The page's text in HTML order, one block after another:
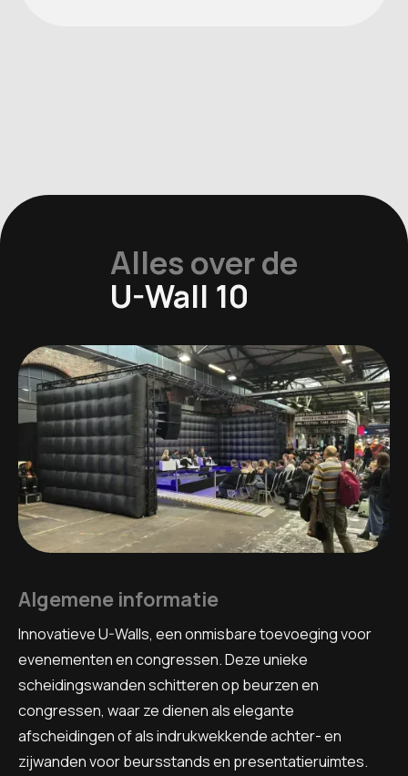
Alles over de
U-Wall 10
Algemene informatie
Innovatieve U-Walls, een onmisbare toevoeging voor
evenementen en congressen. Deze unieke
scheidingswanden schitteren op beurzen en
congressen, waar ze dienen als elegante
afscheidingen of als indrukwekkende achter- en
zijwanden voor beursstands en presentatieruimtes.